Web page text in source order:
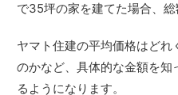
で35坪の家を建てた場合、
ヤマト住建の平均価格はど
のかなど、具体的な金額を
るようになります。